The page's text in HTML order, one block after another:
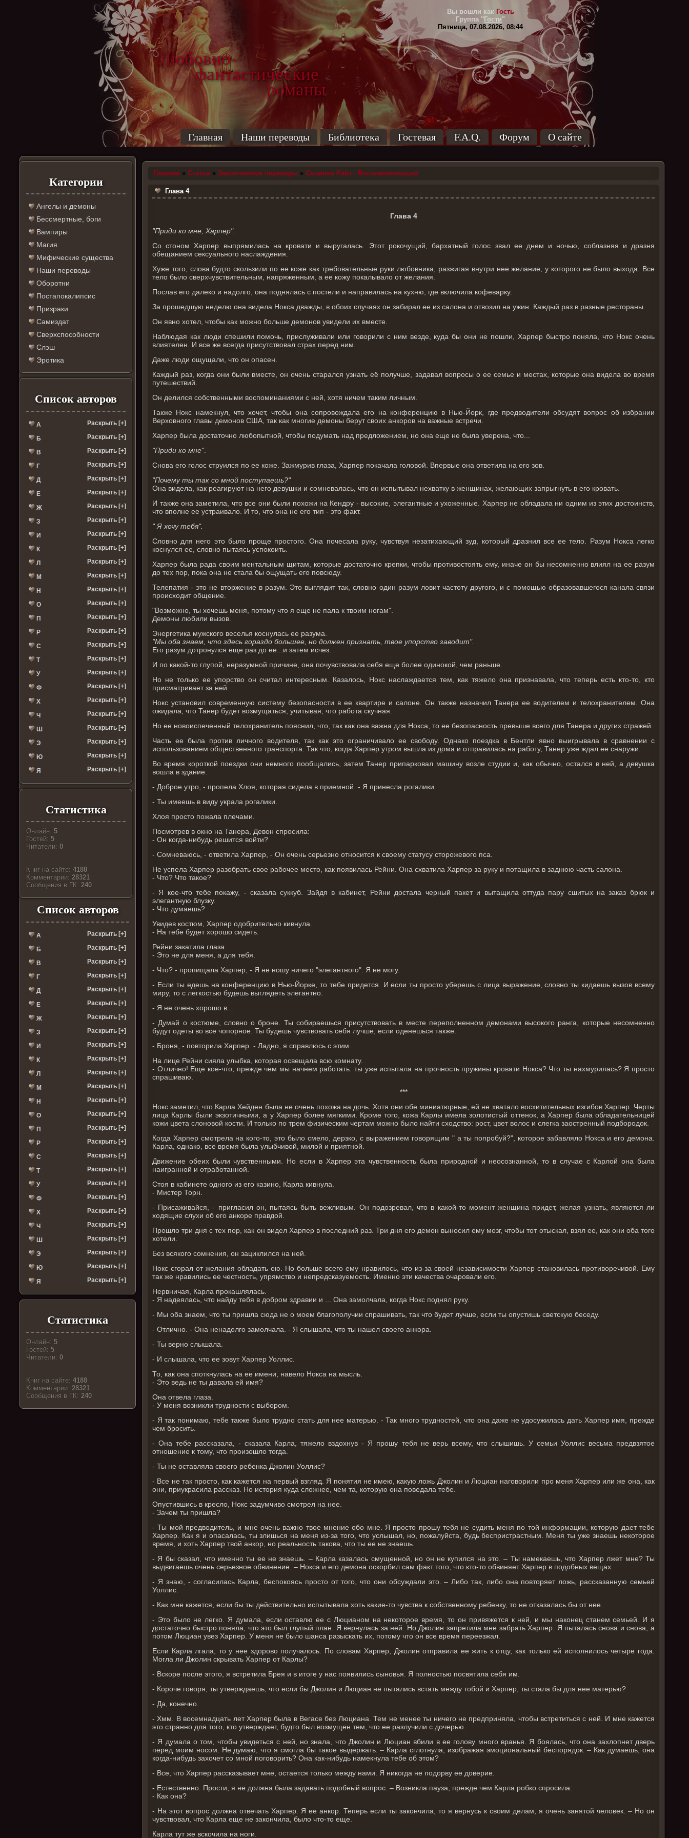
Любовно-
фантастические
романы
Вы вошли как Гость
Группа " Гости"
Пятница, 07.08.2026, 08:44
Главная Наши переводы Библиотека Гостевая F.A.Q. Форум О сайте
Категории
Ангелы и демоны
Бессмертные, боги
Вампиры
Магия
Мифические существа
Наши переводы
Оборотни
Постапокалипсис
Призраки
Самиздат
Сверхспособности
Слэш
Эротика
Список авторов
А Раскрыть [+]
Б Раскрыть [+]
В Раскрыть [+]
Г Раскрыть [+]
Д Раскрыть [+]
Е Раскрыть [+]
Ж Раскрыть [+]
З Раскрыть [+]
И Раскрыть [+]
К Раскрыть [+]
Л Раскрыть [+]
М Раскрыть [+]
Н Раскрыть [+]
О Раскрыть [+]
П Раскрыть [+]
Р Раскрыть [+]
С Раскрыть [+]
Т Раскрыть [+]
У Раскрыть [+]
Ф Раскрыть [+]
Х Раскрыть [+]
Ч Раскрыть [+]
Ш Раскрыть [+]
Э Раскрыть [+]
Ю Раскрыть [+]
Я Раскрыть [+]
Статистика
Онлайн: 5
Гостей: 5
Читатели:0
Книг на сайте:4188
Комментарии:28321
Cообщения в ГК:240
Список авторов
А Раскрыть [+]
Б Раскрыть [+]
В Раскрыть [+]
Г Раскрыть [+]
Д Раскрыть [+]
Е Раскрыть [+]
Ж Раскрыть [+]
З Раскрыть [+]
И Раскрыть [+]
К Раскрыть [+]
Л Раскрыть [+]
М Раскрыть [+]
Н Раскрыть [+]
О Раскрыть [+]
П Раскрыть [+]
Р Раскрыть [+]
С Раскрыть [+]
Т Раскрыть [+]
У Раскрыть [+]
Ф Раскрыть [+]
Х Раскрыть [+]
Ч Раскрыть [+]
Ш Раскрыть [+]
Э Раскрыть [+]
Ю Раскрыть [+]
Я Раскрыть [+]
Статистика
Онлайн: 5
Гостей: 5
Читатели:0
Книг на сайте:4188
Комментарии:28321
Cообщения в ГК:240
Главная »Статьи »Законченные переводы »Сюзанна Райт - Воспламеняющий
Глава 4
Глава 4
"Приди ко мне, Харпер".
Со стоном Харпер выпрямилась на кровати и выругалась. Этот рокочущий, бархатный голос звал ее днем и ночью, соблазняя и дразня
обещанием сексуального наслаждения.
Хуже того, слова будто скользили по ее коже как требовательные руки любовника, разжигая внутри нее желание, у которого не было выхода. Все
тело было сверхчувствительным, напряженным, а ее кожу покалывало от желания.
Послав его далеко и надолго, она поднялась с постели и направилась на кухню, где включила кофеварку.
За прошедшую неделю она видела Нокса дважды, в обоих случаях он забирал ее из салона и отвозил на ужин. Каждый раз в разные рестораны.
Он явно хотел, чтобы как можно больше демонов увидели их вместе.
Наблюдая как люди спешили помочь, прислуживали или говорили с ним везде, куда бы они не пошли, Харпер быстро поняла, что Нокс очень
влиятелен. И все же всегда присутствовал страх перед ним.
Даже люди ощущали, что он опасен.
Каждый раз, когда они были вместе, он очень старался узнать её получше, задавал вопросы о ее семье и местах, которые она видела во время
путешествий.
Он делился собственными воспоминаниями с ней, хотя ничем таким личным.
Также Нокс намекнул, что хочет, чтобы она сопровождала его на конференцию в Нью-Йорк, где предводители обсудят вопрос об избрании
Верховного главы демонов США, так как многие демоны берут своих анкоров на важные встречи.
Харпер была достаточно любопытной, чтобы подумать над предложением, но она еще не была уверена, что...
"Приди ко мне".
Снова его голос струился по ее коже. Зажмурив глаза, Харпер покачала головой. Впервые она ответила на его зов.
"Почему ты так со мной поступаешь?"
Она видела, как реагируют на него девушки и сомневалась, что он испытывал нехватку в женщинах, желающих запрыгнуть в его кровать.
И также она заметила, что все они были похожи на Кендру - высокие, элегантные и ухоженные. Харпер не обладала ни одним из этих достоинств,
что вполне ее устраивало. И то, что она не его тип - это факт.
" Я хочу тебя".
Словно для него это было проще простого. Она почесала руку, чувствуя незатихающий зуд, который дразнил все ее тело. Разум Нокса легко
коснулся ее, словно пытаясь успокоить.
Харпер была рада своим ментальным щитам, которые достаточно крепки, чтобы противостоять ему, иначе он бы несомненно влиял на ее разум
до тех пор, пока она не стала бы ощущать его повсюду.
Телепатия - это не вторжение в разум. Это выглядит так, словно один разум ловит частоту другого, и с помощью образовавшегося канала связи
происходит общение.
"Возможно, ты хочешь меня, потому что я еще не пала к твоим ногам".
Демоны любили вызов.
Энергетика мужского веселья коснулась ее разума.
"Мы оба знаем, что здесь гораздо большее, но должен признать, твое упорство заводит".
Его разум дотронулся еще раз до ее...и затем исчез.
И по какой-то глупой, неразумной причине, она почувствовала себя еще более одинокой, чем раньше.
Но не только ее упорство он считал интересным. Казалось, Нокс наслаждается тем, как тяжело она признавала, что теперь есть кто-то, кто
присматривает за ней.
Нокс установил современную систему безопасности в ее квартире и салоне. Он также назначил Танера ее водителем и телохранителем. Она
ожидала, что Танер будет возмущаться, учитывая, что работа скучная.
Но ее новоиспеченный телохранитель пояснил, что, так как она важна для Нокса, то ее безопасность превыше всего для Танера и других стражей.
Часть ее была против личного водителя, так как это ограничивало ее свободу. Однако поездка в Бентли явно выигрывала в сравнении с
использованием общественного транспорта. Так что, когда Харпер утром вышла из дома и отправилась на работу, Танер уже ждал ее снаружи.
Во время короткой поездки они немного пообщались, затем Танер припарковал машину возле студии и, как обычно, остался в ней, а девушка
вошла в здание.
- Доброе утро, - пропела Хлоя, которая сидела в приемной. - Я принесла рогалики.
- Ты имеешь в виду украла рогалики.
Хлоя просто пожала плечами.
Посмотрев в окно на Танера, Девон спросила:
- Он когда-нибудь решится войти?
- Сомневаюсь, - ответила Харпер, - Он очень серьезно относится к своему статусу сторожевого пса.
Не успела Харпер разобрать свое рабочее место, как появилась Рейни. Она схватила Харпер за руку и потащила в заднюю часть салона.
- Что? Что такое?
- Я кое-что тебе покажу, - сказала суккуб. Зайдя в кабинет, Рейни достала черный пакет и вытащила оттуда пару сшитых на заказ брюк и
элегантную блузку.
- Что думаешь?
Увидев костюм, Харпер одобрительно кивнула.
- На тебе будет хорошо сидеть.
Рейни закатила глаза.
- Это не для меня, а для тебя.
- Что? - пропищала Харпер, - Я не ношу ничего "элегантного". Я не могу.
- Если ты едешь на конференцию в Нью-Йорке, то тебе придется. И если ты просто уберешь с лица выражение, словно ты кидаешь вызов всему
миру, то с легкостью будешь выглядеть элегантно.
- Я не очень хорошо в...
- Думай о костюме, словно о броне. Ты собираешься присутствовать в месте переполненном демонами высокого ранга, которые несомненно
будут одеты во все чопорное. Ты будешь чувствовать себя лучше, если оденешься также.
- Броня, - повторила Харпер. - Ладно, я справлюсь с этим.
На лице Рейни сияла улыбка, которая освещала всю комнату.
- Отлично! Еще кое-что, прежде чем мы начнем работать: ты уже испытала на прочность пружины кровати Нокса? Что ты нахмурилась? Я просто
спрашиваю.
***
Нокс заметил, что Карла Хейден была не очень похожа на дочь. Хотя они обе миниатюрные, ей не хватало восхитительных изгибов Харпер. Черты
лица Карлы были экзотичными, а у Харпер более мягкими. Кроме того, кожа Карлы имела золотистый оттенок, а Харпер была обладательницей
кожи цвета слоновой кости. И только по трем физическим чертам можно было найти сходство: рост, цвет волос и слегка заостренный подбородок.
Когда Харпер смотрела на кого-то, это было смело, дерзко, с выражением говорящим " а ты попробуй?", которое забавляло Нокса и его демона.
Карла, однако, все время была улыбчивой, милой и приятной.
Движение обеих были чувственными. Но если в Харпер эта чувственность была природной и неосознанной, то в случае с Карлой она была
наигранной и отработанной.
Стоя в кабинете одного из его казино, Карла кивнула.
- Мистер Торн.
- Присаживайся, - пригласил он, пытаясь быть вежливым. Он подозревал, что в какой-то момент женщина придет, желая узнать, являются ли
ходящие слухи об его анкоре правдой.
Прошло три дня с тех пор, как он видел Харпер в последний раз. Три дня его демон выносил ему мозг, чтобы тот отыскал, взял ее, как они оба того
хотели.
Без всякого сомнения, он зациклился на ней.
Нокс сгорал от желания обладать ею. Но больше всего ему нравилось, что из-за своей независимости Харпер становилась противоречивой. Ему
так же нравились ее честность, упрямство и непредсказуемость. Именно эти качества очаровали его.
Нервничая, Карла прокашлялась.
- Я надеялась, что найду тебя в добром здравии и ... Она замолчала, когда Нокс поднял руку.
- Мы оба знаем, что ты пришла сюда не о моем благополучии спрашивать, так что будет лучше, если ты опустишь светскую беседу.
- Отлично. - Она ненадолго замолчала. - Я слышала, что ты нашел своего анкора.
- Ты верно слышала.
- И слышала, что ее зовут Харпер Уоллис.
То, как она споткнулась на ее имени, навело Нокса на мысль.
- Это ведь не ты давала ей имя?
Она отвела глаза.
- У меня возникли трудности с выбором.
- Я так понимаю, тебе также было трудно стать для нее матерью. - Так много трудностей, что она даже не удосужилась дать Харпер имя, прежде
чем бросить.
- Она тебе рассказала, - сказала Карла, тяжело вздохнув - Я прошу тебя не верь всему, что слышишь. У семьи Уоллис весьма предвзятое
отношение к тому, что произошло тогда.
- Ты не оставляла своего ребенка Джолин Уоллис?
- Все не так просто, как кажется на первый взгляд. Я понятия не имею, какую ложь Джолин и Люциан наговорили про меня Харпер или же она, как
они, приукрасила рассказ. Но история куда сложнее, чем та, которую она поведала тебе.
Опустившись в кресло, Нокс задумчиво смотрел на нее.
- Зачем ты пришла?
- Ты мой предводитель, и мне очень важно твое мнение обо мне. Я просто прошу тебя не судить меня по той информации, которую дает тебе
Харпер. Как я и опасалась, ты злишься на меня из-за того, что услышал, но, пожалуйста, будь беспристрастным. Меня ты уже знаешь некоторое
время, и хоть Харпер твой анкор, но реальность такова, что ты ее не знаешь.
- Я бы сказал, что именно ты ее не знаешь. – Карла казалась смущенной, но он не купился на это. – Ты намекаешь, что Харпер лжет мне? Ты
выдвигаешь очень серьезное обвинение. – Нокса и его демона оскорбил сам факт того, что кто-то обвиняет Харпер в подобных вещах.
- Я знаю, - согласилась Карла, беспокоясь просто от того, что они обсуждали это. – Либо так, либо она повторяет ложь, рассказанную семьей
Уоллис.
- Как мне кажется, если бы ты действительно испытывала хоть какие-то чувства к собственному ребенку, то не отказалась бы от нее.
- Это было не легко. Я думала, если оставлю ее с Люцианом на некоторое время, то он привяжется к ней, и мы наконец станем семьей. И я
достаточно быстро поняла, что это был глупый план. Я вернулась за ней. Но Джолин запретила мне забрать Харпер. Я пыталась снова и снова, а
потом Люциан увез Харпер. У меня не было шанса разыскать их, потому что он все время переезжал.
Если Карла лгала, то у нее здорово получалось. По словам Харпер, Джолин отправила ее жить к отцу, как только ей исполнилось четыре года.
Могла ли Джолин скрывать Харпер от Карлы?
- Вскоре после этого, я встретила Брея и в итоге у нас появились сыновья. Я полностью посвятила себя им.
- Короче говоря, ты утверждаешь, что если бы Джолин и Люциан не пытались встать между тобой и Харпер, ты стала бы для нее матерью?
- Да, конечно.
- Хмм. В восемнадцать лет Харпер была в Вегасе без Люциана. Тем не менее ты ничего не предприняла, чтобы встретиться с ней. И мне кажется
это странно для того, кто утверждает, будто был возмущен тем, что ее разлучили с дочерью.
- Я думала о том, чтобы увидеться с ней, но знала, что Джолин и Люциан вбили в ее голову много вранья. Я боялась, что она захлопнет дверь
перед моим носом. Не думаю, что я смогла бы такое выдержать. – Карла сглотнула, изображая эмоциональный беспорядок. – Как думаешь, она
когда-нибудь захочет со мной поговорить? Она как-нибудь намекнула тебе об этом?
- Все, что Харпер рассказывает мне, остается только между нами. Я никогда не подорву ее доверие.
- Естественно. Прости, я не должна была задавать подобный вопрос. – Возникла пауза, прежде чем Карла робко спросила:
- Как она?
- На этот вопрос должна отвечать Харпер. Я ее анкор. Теперь если ты закончила, то я вернусь к своим делам, я очень занятой человек. – Но он
чувствовал, что Карла еще не закончила, было что-то еще.
Карла тут же вскочила на ноги.